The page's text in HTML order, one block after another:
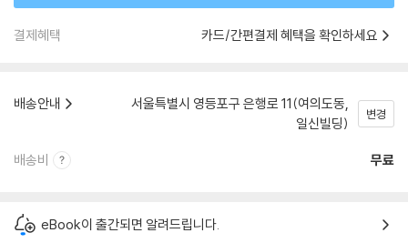
결제혜택 카드/간편결제 혜택을 확인하세요
배송안내
서울특별시 영등포구 은행로 11(여의도동,
일신빌딩)
변경
배송비 무료
eBook이 출간되면 알려드립니다.